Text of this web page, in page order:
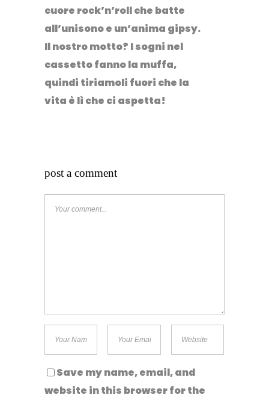
cuore rock’n’roll che batte
all’unisono e un’anima gipsy.
Il nostro motto? I sogni nel
cassetto fanno la muffa,
quindi tiriamoli fuori che la
vita è lì che ci aspetta!
post a comment
Save my name, email, and
website in this browser for the